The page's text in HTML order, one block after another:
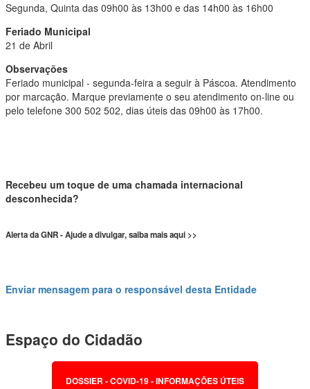
Segunda, Quinta das 09h00 às 13h00 e das 14h00 às 16h00
Feriado Municipal
21 de Abril
Observações
Feriado municipal - segunda-feira a seguir à Páscoa. Atendimento
por marcação. Marque previamente o seu atendimento on-line ou
pelo telefone 300 502 502, dias úteis das 09h00 às 17h00.
Recebeu um toque de uma chamada internacional
desconhecida?
Alerta da GNR - Ajude a divulgar, saiba mais aqui >>
Enviar mensagem para o responsável desta Entidade
Espaço do Cidadão
DOSSIER - COVID-19 - INFORMAÇÕES ÚTEIS